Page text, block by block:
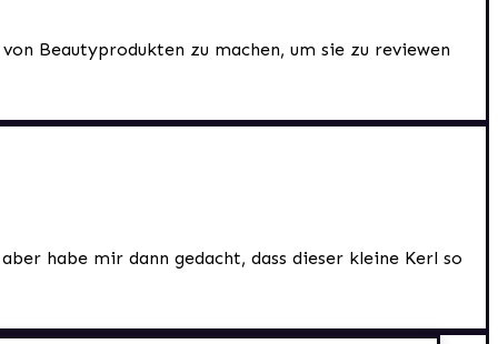
Beautyprodukten zu machen, um sie zu reviewen
habe mir dann gedacht, dass dieser kleine Kerl so